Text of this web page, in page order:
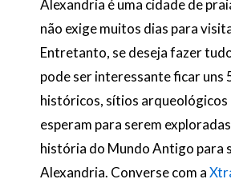
Alexandria é uma cidade de
não exige muitos dias para
Entretanto, se deseja fazer
pode ser interessante ficar uns
históricos, sítios arqueológicos
esperam para serem
história do Mundo Antigo para
Alexandria. Converse com a